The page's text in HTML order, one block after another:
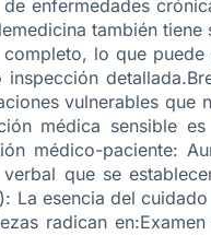
enfermedades
también
lo que
vulnerables que
médica sensible
médico-paciente:
que se
La esencia del
radican